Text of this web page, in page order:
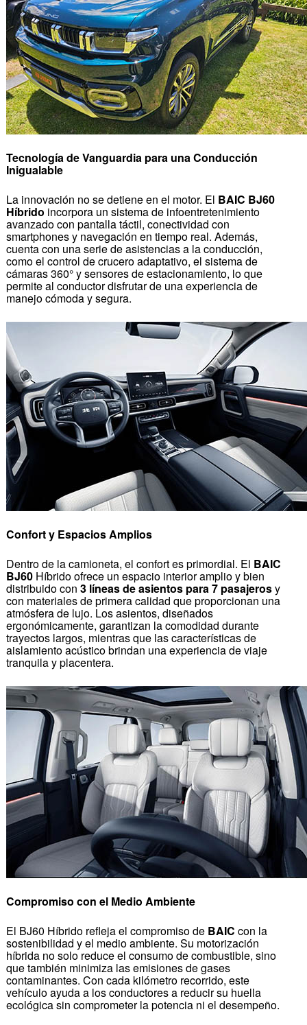
Tecnología de Vanguardia para una Conducción
Inigualable
La innovación no se detiene en el motor. El BAIC BJ60
Híbrido incorpora un sistema de infoentretenimiento
avanzado con pantalla táctil, conectividad con
smartphones y navegación en tiempo real. Además,
cuenta con una serie de asistencias a la conducción,
como el control de crucero adaptativo, el sistema de
cámaras 360° y sensores de estacionamiento, lo que
permite al conductor disfrutar de una experiencia de
manejo cómoda y segura.
Confort y Espacios Amplios
Dentro de la camioneta, el confort es primordial. El BAIC
BJ60Híbrido ofrece un espacio interior amplio y bien
distribuido con 3 líneas de asientos para 7 pasajerosy
con materiales de primera calidad que proporcionan una
atmósfera de lujo. Los asientos, diseñados
ergonómicamente, garantizan la comodidad durante
trayectos largos, mientras que las características de
aislamiento acústico brindan una experiencia de viaje
tranquila y placentera.
Compromiso con el Medio Ambiente
El BJ60 Híbrido refleja el compromiso de BAIC con la
sostenibilidad y el medio ambiente. Su motorización
híbrida no solo reduce el consumo de combustible, sino
que también minimiza las emisiones de gases
contaminantes. Con cada kilómetro recorrido, este
vehículo ayuda a los conductores a reducir su huella
ecológica sin comprometer la potencia ni el desempeño.